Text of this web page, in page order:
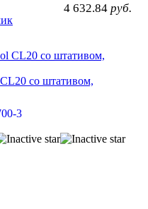
4 632.84 руб.
со штативом,
3